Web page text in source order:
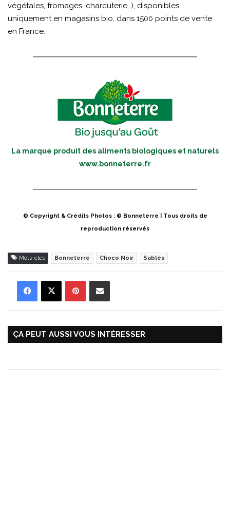
végétales, fromages, charcuterie…), disponibles
uniquement en magasins bio, dans 1500 points de vente
en France.
La marque produit des aliments biologiques et naturels
www.bonneterre.fr
© Copyright & Crédits Photos : © Bonneterre | Tous droits de
reproduction réservés
Mots-clés Bonneterre Choco Noir Sablés
ÇA PEUT AUSSI VOUS INTÉRESSER